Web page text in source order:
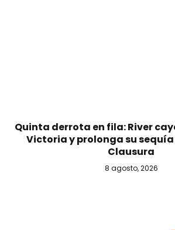
Quinta derrota en fila: River
Victoria y prolonga su sequía
Clausura
8 agosto, 2026